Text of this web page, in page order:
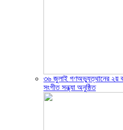
৩৬ জুলাই গণঅভ্যুত্থানের ২য়
সংগীত সন্ধ্যা অনুষ্ঠিত